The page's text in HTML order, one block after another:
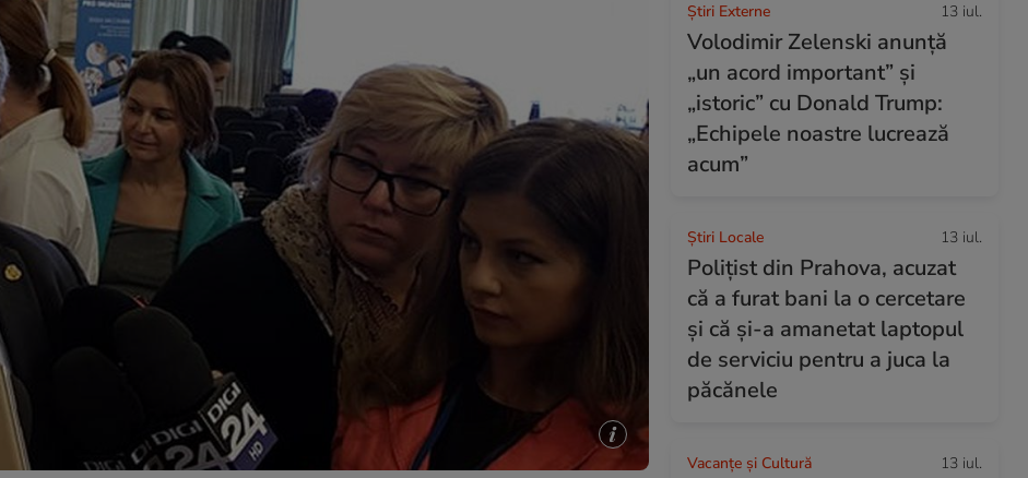
Știri Externe 13 iul.
Volodimir Zelenski anunță
„un acord important” și
„istoric” cu Donald Trump:
„Echipele noastre lucrează
acum”
Știri Locale 13 iul.
Polițist din Prahova, acuzat
că a furat bani la o cercetare
și că și-a amanetat laptopul
de serviciu pentru a juca la
păcănele
Vacanțe și Cultură 13 iul.